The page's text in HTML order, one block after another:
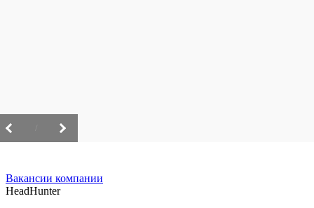
Вакансии компании
HeadHunter